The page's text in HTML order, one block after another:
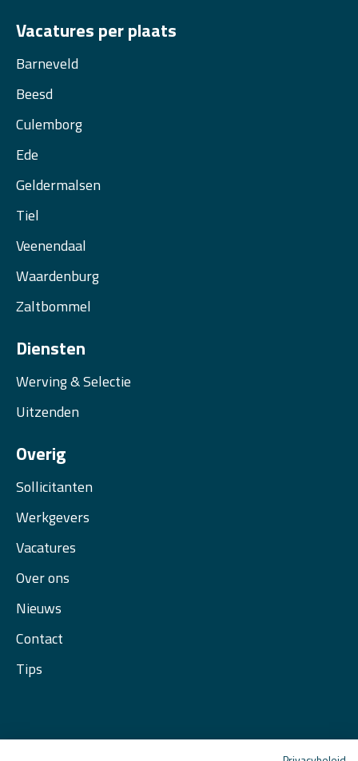
Vacatures per plaats
Barneveld
Beesd
Culemborg
Ede
Geldermalsen
Tiel
Veenendaal
Waardenburg
Zaltbommel
Diensten
Werving & Selectie
Uitzenden
Overig
Sollicitanten
Werkgevers
Vacatures
Over ons
Nieuws
Contact
Tips